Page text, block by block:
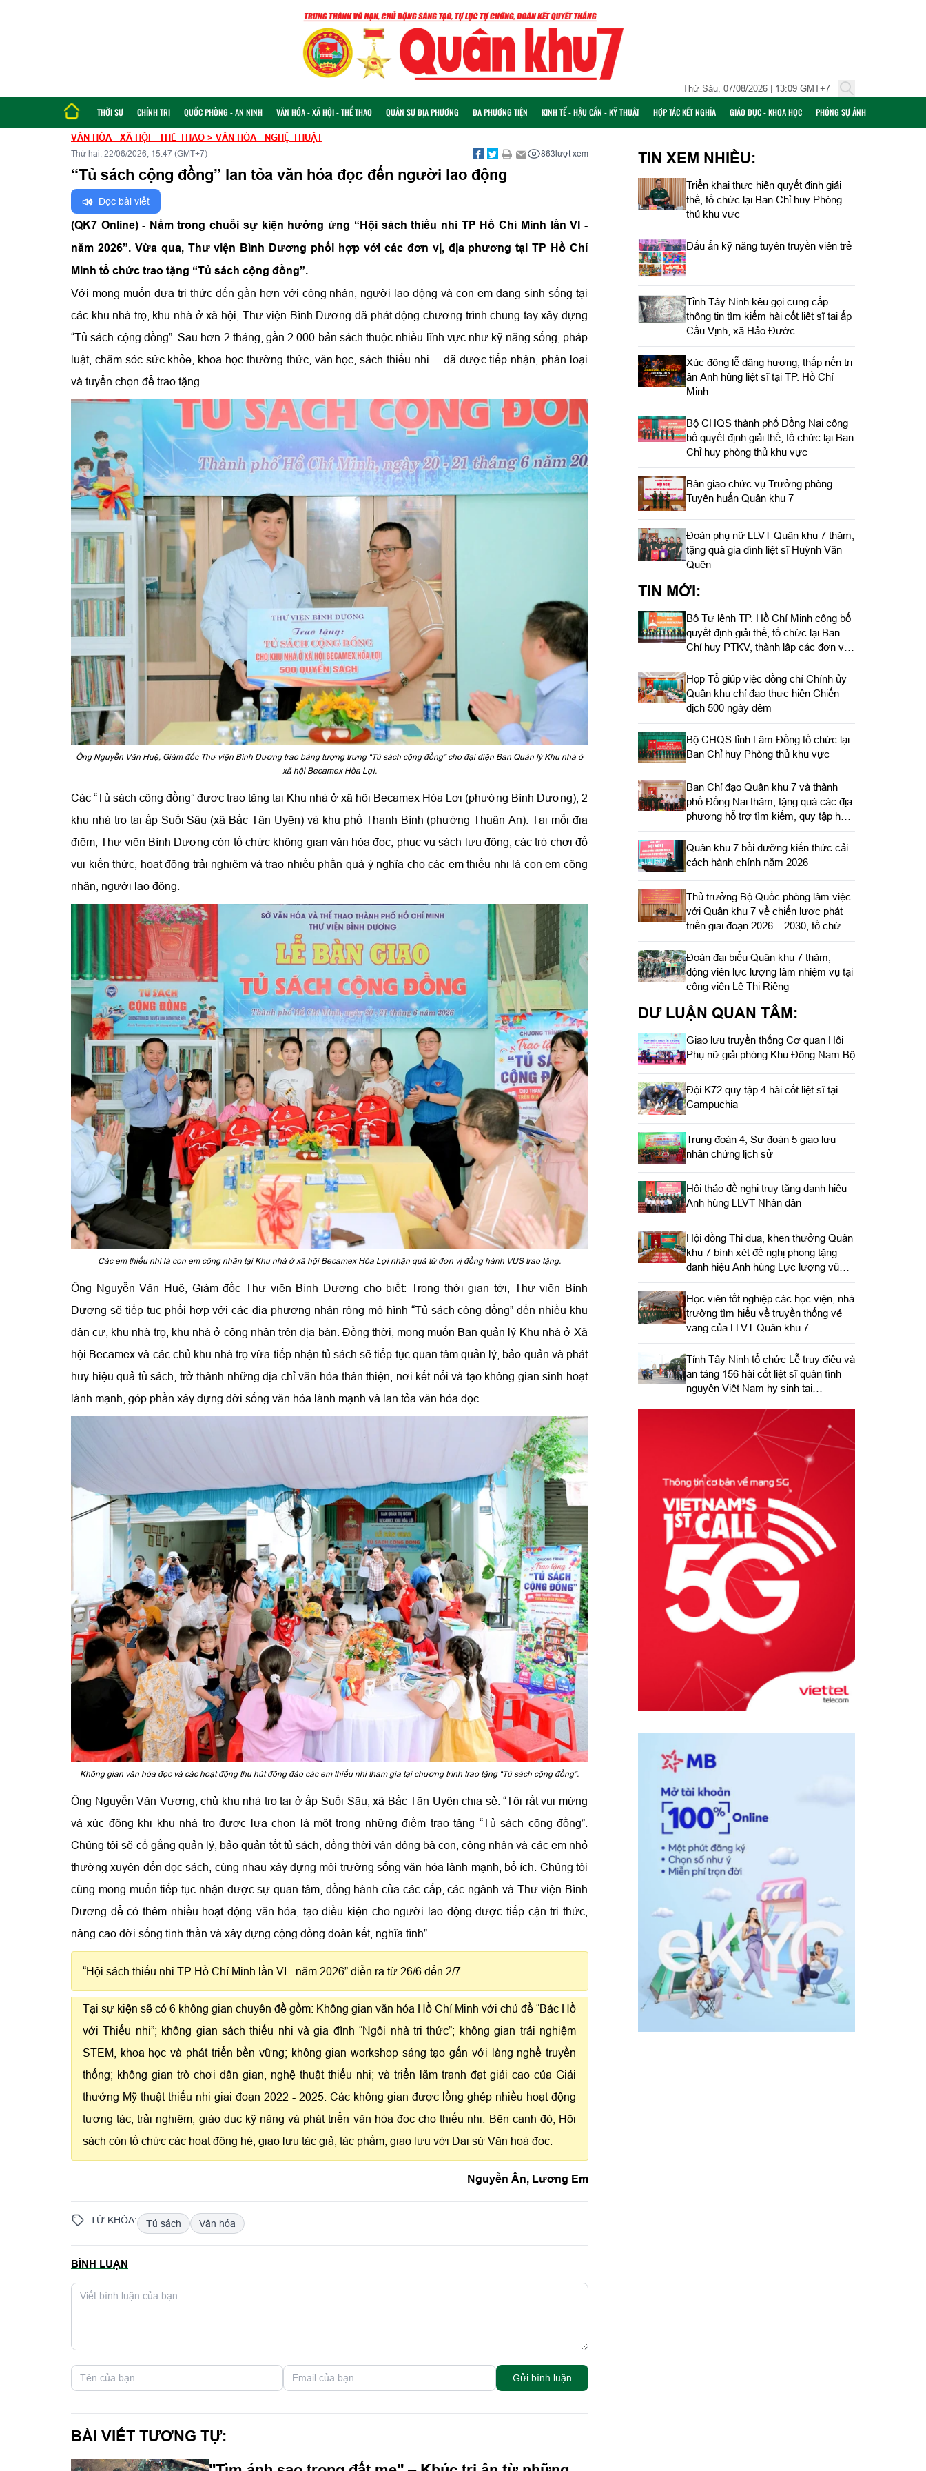
Thứ Sáu, 07/08/2026 | 13:09 GMT+7
THỜI SỰ CHÍNH TRỊ QUỐC PHÒNG - AN NINH VĂN HÓA - XÃ HỘI - THỂ THAO QUÂN SỰ ĐỊA PHƯƠNG ĐA PHƯƠNG TIỆN KINH TẾ - HẬU CẦN - KỸ THUẬT HỢP TÁC KẾT NGHĨA GIÁO DỤC - KHOA HỌC PHÓNG SỰ ẢNH
VĂN HÓA - XÃ HỘI - THỂ THAO > VĂN HÓA - NGHỆ THUẬT
Thứ hai, 22/06/2026, 15:47 (GMT+7) 863lượt xem
“Tủ sách cộng đồng” lan tỏa văn hóa đọc đến người lao động
Đọc bài viết
(QK7 Online) - Nằm trong chuỗi sự kiện hưởng ứng “Hội sách thiếu nhi TP Hồ Chí Minh lần VI -
năm 2026”. Vừa qua, Thư viện Bình Dương phối hợp với các đơn vị, địa phương tại TP Hồ Chí
Minh tổ chức trao tặng “Tủ sách cộng đồng”.
Với mong muốn đưa tri thức đến gần hơn với công nhân, người lao động và con em đang sinh sống tại
các khu nhà trọ, khu nhà ở xã hội, Thư viện Bình Dương đã phát động chương trình chung tay xây dựng
“Tủ sách cộng đồng”. Sau hơn 2 tháng, gần 2.000 bản sách thuộc nhiều lĩnh vực như kỹ năng sống, pháp
luật, chăm sóc sức khỏe, khoa học thường thức, văn học, sách thiếu nhi… đã được tiếp nhận, phân loại
và tuyển chọn để trao tặng.
Ông Nguyễn Văn Huệ, Giám đốc Thư viện Bình Dương trao bảng tượng trưng “Tủ sách cộng đồng” cho đại diện Ban Quản lý Khu nhà ở
xã hội Becamex Hòa Lợi.
Các “Tủ sách cộng đồng” được trao tặng tại Khu nhà ở xã hội Becamex Hòa Lợi (phường Bình Dương), 2
khu nhà trọ tại ấp Suối Sâu (xã Bắc Tân Uyên) và khu phố Thạnh Bình (phường Thuận An). Tại mỗi địa
điểm, Thư viện Bình Dương còn tổ chức không gian văn hóa đọc, phục vụ sách lưu động, các trò chơi đố
vui kiến thức, hoạt động trải nghiệm và trao nhiều phần quà ý nghĩa cho các em thiếu nhi là con em công
nhân, người lao động.
Các em thiếu nhi là con em công nhân tại Khu nhà ở xã hội Becamex Hòa Lợi nhận quà từ đơn vị đồng hành VUS trao tặng.
Ông Nguyễn Văn Huệ, Giám đốc Thư viện Bình Dương cho biết: Trong thời gian tới, Thư viện Bình
Dương sẽ tiếp tục phối hợp với các địa phương nhân rộng mô hình “Tủ sách cộng đồng” đến nhiều khu
dân cư, khu nhà trọ, khu nhà ở công nhân trên địa bàn. Đồng thời, mong muốn Ban quản lý Khu nhà ở Xã
hội Becamex và các chủ khu nhà trọ vừa tiếp nhận tủ sách sẽ tiếp tục quan tâm quản lý, bảo quản và phát
huy hiệu quả tủ sách, trở thành những địa chỉ văn hóa thân thiện, nơi kết nối và tạo không gian sinh hoạt
lành mạnh, góp phần xây dựng đời sống văn hóa lành mạnh và lan tỏa văn hóa đọc.
Không gian văn hóa đọc và các hoạt động thu hút đông đảo các em thiếu nhi tham gia tại chương trình trao tặng “Tủ sách cộng đồng”.
Ông Nguyễn Văn Vương, chủ khu nhà trọ tại ở ấp Suối Sâu, xã Bắc Tân Uyên chia sẻ: “Tôi rất vui mừng
và xúc động khi khu nhà trọ được lựa chọn là một trong những điểm trao tặng “Tủ sách cộng đồng”.
Chúng tôi sẽ cố gắng quản lý, bảo quản tốt tủ sách, đồng thời vận động bà con, công nhân và các em nhỏ
thường xuyên đến đọc sách, cùng nhau xây dựng môi trường sống văn hóa lành mạnh, bổ ích. Chúng tôi
cũng mong muốn tiếp tục nhận được sự quan tâm, đồng hành của các cấp, các ngành và Thư viện Bình
Dương để có thêm nhiều hoạt động văn hóa, tạo điều kiện cho người lao động được tiếp cận tri thức,
nâng cao đời sống tinh thần và xây dựng cộng đồng đoàn kết, nghĩa tình”.
“Hội sách thiếu nhi TP Hồ Chí Minh lần VI - năm 2026” diễn ra từ 26/6 đến 2/7.
Tại sự kiện sẽ có 6 không gian chuyên đề gồm: Không gian văn hóa Hồ Chí Minh với chủ đề “Bác Hồ
với Thiếu nhi”; không gian sách thiếu nhi và gia đình “Ngôi nhà tri thức”; không gian trải nghiệm
STEM, khoa học và phát triển bền vững; không gian workshop sáng tạo gắn với làng nghề truyền
thống; không gian trò chơi dân gian, nghệ thuật thiếu nhi; và triển lãm tranh đạt giải cao của Giải
thưởng Mỹ thuật thiếu nhi giai đoạn 2022 - 2025. Các không gian được lồng ghép nhiều hoạt động
tương tác, trải nghiệm, giáo dục kỹ năng và phát triển văn hóa đọc cho thiếu nhi. Bên cạnh đó, Hội
sách còn tổ chức các hoạt động hè; giao lưu tác giả, tác phẩm; giao lưu với Đại sứ Văn hoá đọc.
Nguyễn Ân, Lương Em
TỪ KHÓA: Tủ sách Văn hóa
BÌNH LUẬN
Gửi bình luận
BÀI VIẾT TƯƠNG TỰ:
TIN XEM NHIỀU:
Triển khai thực hiện quyết định giải
thể, tổ chức lại Ban Chỉ huy Phòng
thủ khu vực
Dấu ấn kỹ năng tuyên truyền viên trẻ
Tỉnh Tây Ninh kêu gọi cung cấp
thông tin tìm kiếm hài cốt liệt sĩ tại ấp
Cầu Vịnh, xã Hảo Đước
Xúc động lễ dâng hương, thắp nến tri
ân Anh hùng liệt sĩ tại TP. Hồ Chí
Minh
Bộ CHQS thành phố Đồng Nai công
bố quyết định giải thể, tổ chức lại Ban
Chỉ huy phòng thủ khu vực
Bàn giao chức vụ Trưởng phòng
Tuyên huấn Quân khu 7
Đoàn phụ nữ LLVT Quân khu 7 thăm,
tặng quà gia đình liệt sĩ Huỳnh Văn
Quên
TIN MỚI:
Bộ Tư lệnh TP. Hồ Chí Minh công bố
quyết định giải thể, tổ chức lại Ban
Chỉ huy PTKV, thành lập các đơn vị
trực thuộc
Họp Tổ giúp việc đồng chí Chính ủy
Quân khu chỉ đạo thực hiện Chiến
dịch 500 ngày đêm
Bộ CHQS tỉnh Lâm Đồng tổ chức lại
Ban Chỉ huy Phòng thủ khu vực
Ban Chỉ đạo Quân khu 7 và thành
phố Đồng Nai thăm, tặng quà các địa
phương hỗ trợ tìm kiếm, quy tập hài
cốt liệt sĩ
Quân khu 7 bồi dưỡng kiến thức cải
cách hành chính năm 2026
Thủ trưởng Bộ Quốc phòng làm việc
với Quân khu 7 về chiến lược phát
triển giai đoạn 2026 – 2030, tổ chức,
cơ cấu lại doanh nghiệp
Đoàn đại biểu Quân khu 7 thăm,
động viên lực lượng làm nhiệm vụ tại
công viên Lê Thị Riêng
DƯ LUẬN QUAN TÂM:
Giao lưu truyền thống Cơ quan Hội
Phụ nữ giải phóng Khu Đông Nam Bộ
Đội K72 quy tập 4 hài cốt liệt sĩ tại
Campuchia
Trung đoàn 4, Sư đoàn 5 giao lưu
nhân chứng lịch sử
Hội thảo đề nghị truy tặng danh hiệu
Anh hùng LLVT Nhân dân
Hội đồng Thi đua, khen thưởng Quân
khu 7 bình xét đề nghị phong tặng
danh hiệu Anh hùng Lực lượng vũ
trang nhân dân
Học viên tốt nghiệp các học viện, nhà
trường tìm hiểu về truyền thống vẻ
vang của LLVT Quân khu 7
​Tỉnh Tây Ninh tổ chức Lễ truy điệu và
an táng 156 hài cốt liệt sĩ quân tình
nguyện Việt Nam hy sinh tại